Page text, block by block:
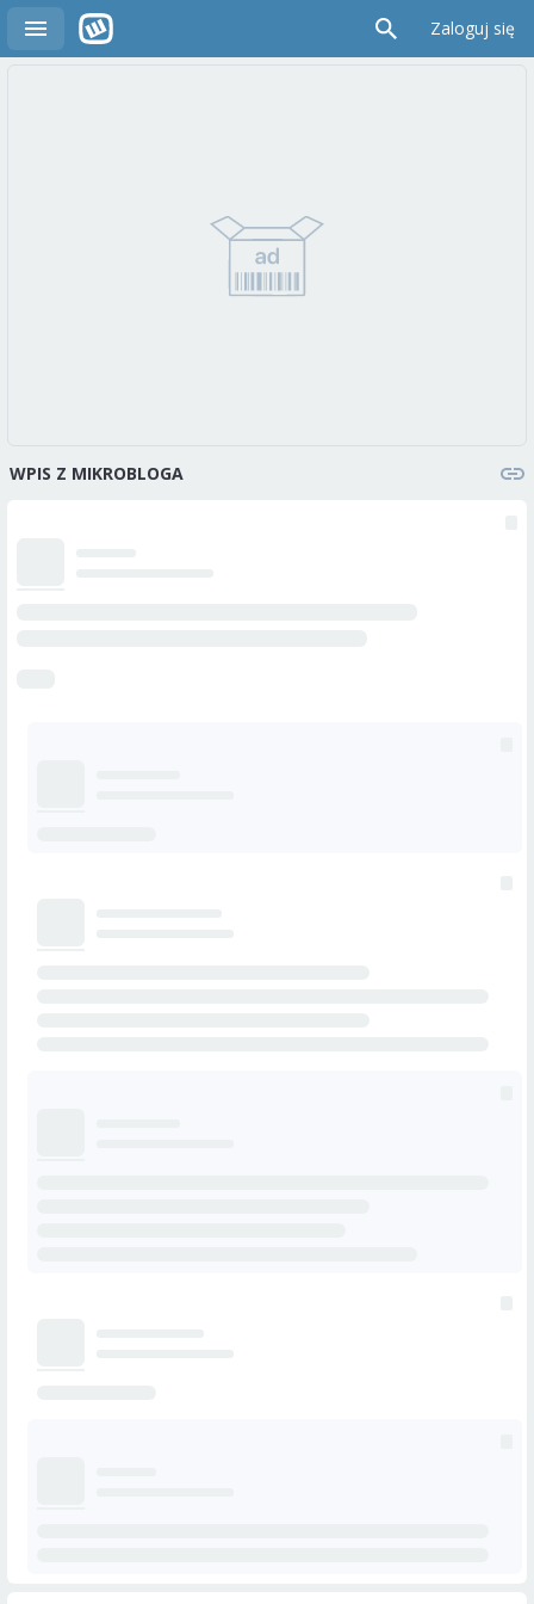
Zaloguj się
WPIS Z MIKROBLOGA